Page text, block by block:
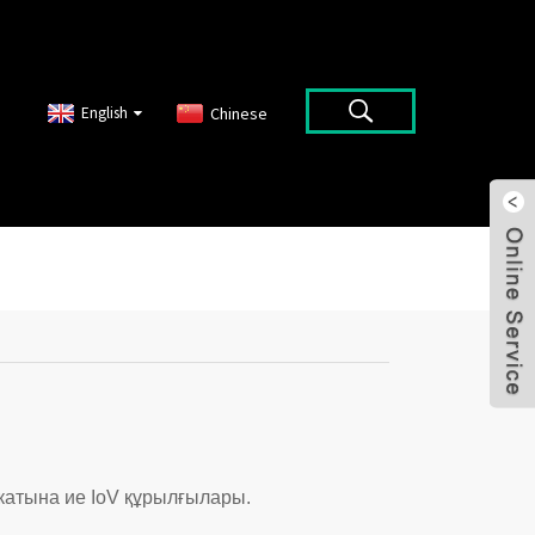
English Chinese
ие IoV құрылғылары.